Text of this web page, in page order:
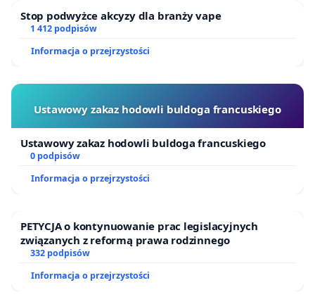
Stop podwyżce akcyzy dla branży vape
1 412 podpisów
Informacja o przejrzystości
Ustawowy zakaz hodowli buldoga francuskiego
Ustawowy zakaz hodowli buldoga francuskiego
0 podpisów
Informacja o przejrzystości
PETYCJA o kontynuowanie prac legislacyjnych
związanych z reformą prawa rodzinnego
332 podpisów
Informacja o przejrzystości